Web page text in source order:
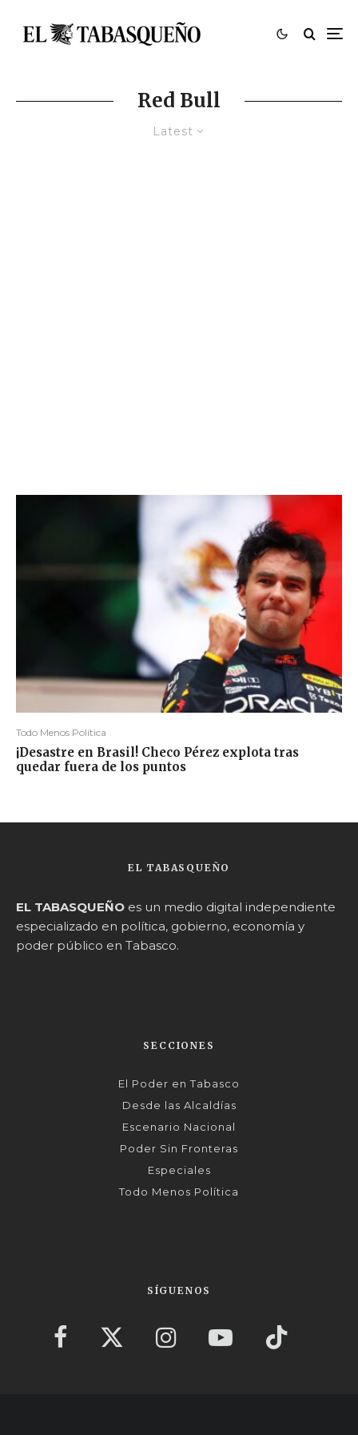
Red Bull
Latest
Todo Menos Política
¡Desastre en Brasil! Checo Pérez explota tras
quedar fuera de los puntos
EL TABASQUEÑO
EL TABASQUEÑO es un medio digital independiente
especializado en política, gobierno, economía y
poder público en Tabasco.
SECCIONES
El Poder en Tabasco
Desde las Alcaldías
Escenario Nacional
Poder Sin Fronteras
Especiales
Todo Menos Política
SÍGUENOS